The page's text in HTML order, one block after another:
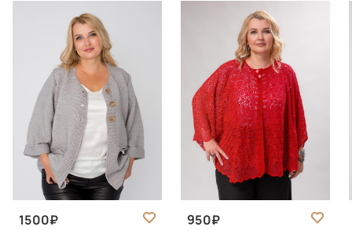
1500 950